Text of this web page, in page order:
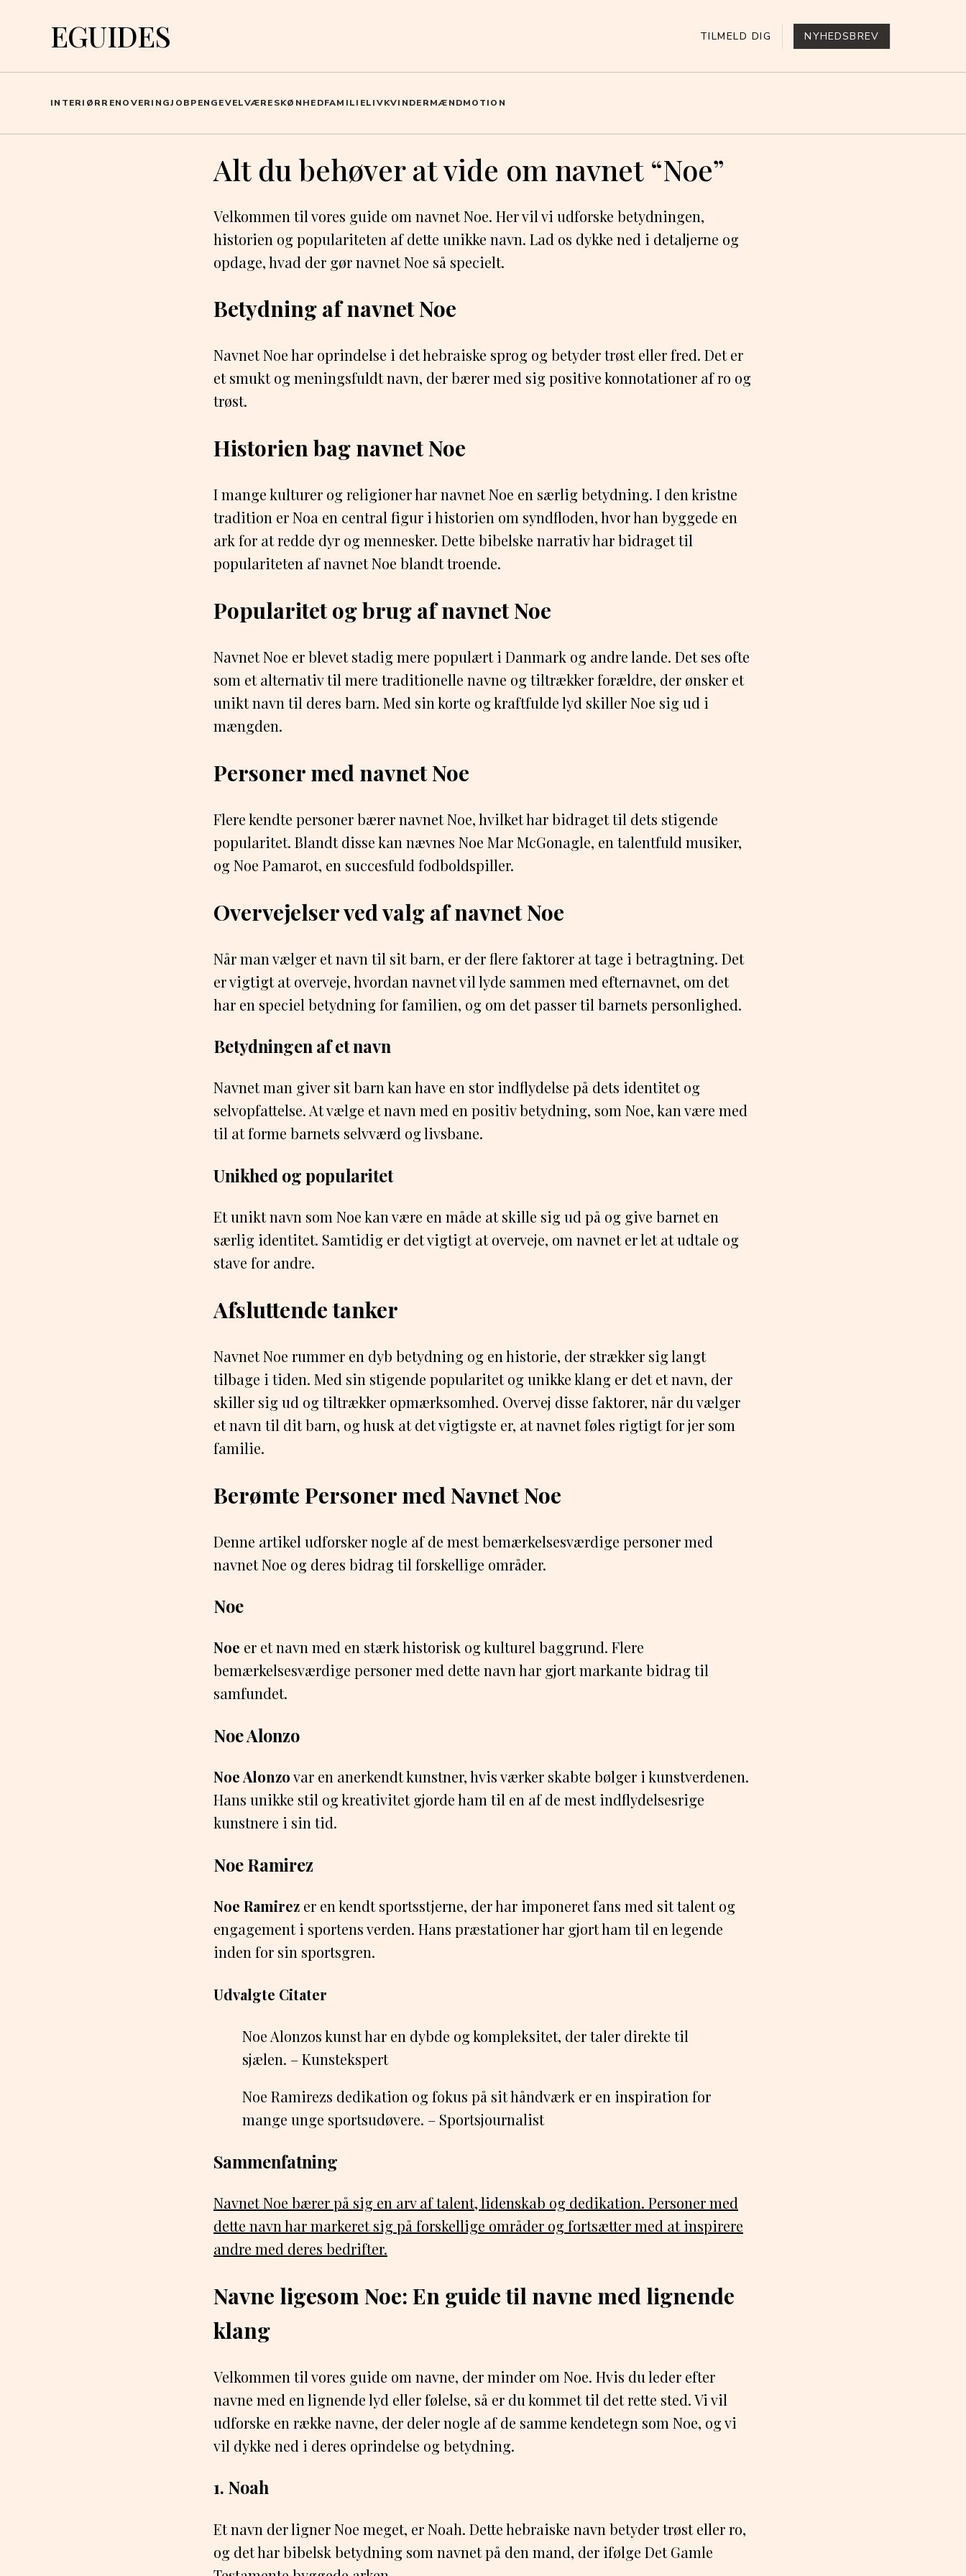
EGUIDES TILMELD DIG NYHEDSBREV
INTERIØRRENOVERINGJOBPENGEVELVÆRESKØNHEDFAMILIELIVKVINDERMÆNDMOTION
Alt du behøver at vide om navnet “Noe”
Velkommen til vores guide om navnet Noe. Her vil vi udforske betydningen,
historien og populariteten af dette unikke navn. Lad os dykke ned i detaljerne og
opdage, hvad der gør navnet Noe så specielt.
Betydning af navnet Noe
Navnet Noe har oprindelse i det hebraiske sprog og betyder trøst eller fred. Det er
et smukt og meningsfuldt navn, der bærer med sig positive konnotationer af ro og
trøst.
Historien bag navnet Noe
I mange kulturer og religioner har navnet Noe en særlig betydning. I den kristne
tradition er Noa en central figur i historien om syndfloden, hvor han byggede en
ark for at redde dyr og mennesker. Dette bibelske narrativ har bidraget til
populariteten af navnet Noe blandt troende.
Popularitet og brug af navnet Noe
Navnet Noe er blevet stadig mere populært i Danmark og andre lande. Det ses ofte
som et alternativ til mere traditionelle navne og tiltrækker forældre, der ønsker et
unikt navn til deres barn. Med sin korte og kraftfulde lyd skiller Noe sig ud i
mængden.
Personer med navnet Noe
Flere kendte personer bærer navnet Noe, hvilket har bidraget til dets stigende
popularitet. Blandt disse kan nævnes Noe Mar McGonagle, en talentfuld musiker,
og Noe Pamarot, en succesfuld fodboldspiller.
Overvejelser ved valg af navnet Noe
Når man vælger et navn til sit barn, er der flere faktorer at tage i betragtning. Det
er vigtigt at overveje, hvordan navnet vil lyde sammen med efternavnet, om det
har en speciel betydning for familien, og om det passer til barnets personlighed.
Betydningen af et navn
Navnet man giver sit barn kan have en stor indflydelse på dets identitet og
selvopfattelse. At vælge et navn med en positiv betydning, som Noe, kan være med
til at forme barnets selvværd og livsbane.
Unikhed og popularitet
Et unikt navn som Noe kan være en måde at skille sig ud på og give barnet en
særlig identitet. Samtidig er det vigtigt at overveje, om navnet er let at udtale og
stave for andre.
Afsluttende tanker
Navnet Noe rummer en dyb betydning og en historie, der strækker sig langt
tilbage i tiden. Med sin stigende popularitet og unikke klang er det et navn, der
skiller sig ud og tiltrækker opmærksomhed. Overvej disse faktorer, når du vælger
et navn til dit barn, og husk at det vigtigste er, at navnet føles rigtigt for jer som
familie.
Berømte Personer med Navnet Noe
Denne artikel udforsker nogle af de mest bemærkelsesværdige personer med
navnet Noe og deres bidrag til forskellige områder.
Noe
Noe er et navn med en stærk historisk og kulturel baggrund. Flere
bemærkelsesværdige personer med dette navn har gjort markante bidrag til
samfundet.
Noe Alonzo
Noe Alonzovar en anerkendt kunstner, hvis værker skabte bølger i kunstverdenen.
Hans unikke stil og kreativitet gjorde ham til en af de mest indflydelsesrige
kunstnere i sin tid.
Noe Ramirez
Noe Ramirez er en kendt sportsstjerne, der har imponeret fans med sit talent og
engagement i sportens verden. Hans præstationer har gjort ham til en legende
inden for sin sportsgren.
Udvalgte Citater
Noe Alonzos kunst har en dybde og kompleksitet, der taler direkte til
sjælen. – Kunstekspert
Noe Ramirezs dedikation og fokus på sit håndværk er en inspiration for
mange unge sportsudøvere. – Sportsjournalist
Sammenfatning
Navnet Noe bærer på sig en arv af talent, lidenskab og dedikation. Personer med
dette navn har markeret sig på forskellige områder og fortsætter med at inspirere
andre med deres bedrifter.
Navne ligesom Noe: En guide til navne med lignende
klang
Velkommen til vores guide om navne, der minder om Noe. Hvis du leder efter
navne med en lignende lyd eller følelse, så er du kommet til det rette sted. Vi vil
udforske en række navne, der deler nogle af de samme kendetegn som Noe, og vi
vil dykke ned i deres oprindelse og betydning.
1. Noah
Et navn der ligner Noe meget, er Noah. Dette hebraiske navn betyder trøst eller ro,
og det har bibelsk betydning som navnet på den mand, der ifølge Det Gamle